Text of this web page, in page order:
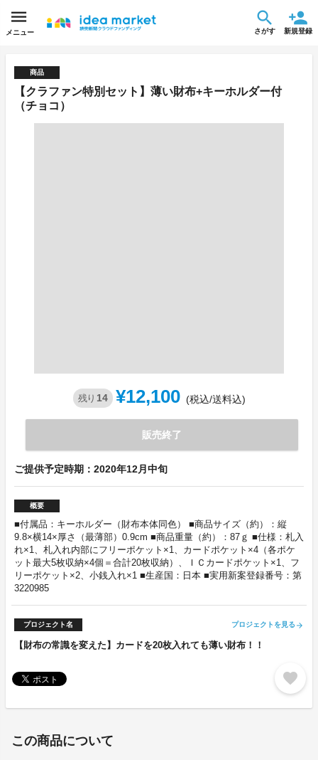
メニュー さがす 新規登録
商品
【クラファン特別セット】薄い財布+キーホルダー付
（チョコ）
残り 14 ¥12,100 (税込/送料込)
販売終了
ご提供予定時期：2020年12月中旬
概要
■付属品：キーホルダー（財布本体同色） ■商品サイズ（約）：縦
9.8×横14×厚さ（最薄部）0.9cm ■商品重量（約）：87ｇ ■仕様：札入
れ×1、札入れ内部にフリーポケット×1、カードポケット×4（各ポケ
ット最大5枚収納×4個＝合計20枚収納）、ＩＣカードポケット×1、フ
リーポケット×2、小銭入れ×1 ■生産国：日本 ■実用新案登録番号：第
3220985
プロジェクト名 プロジェクトを見る arrow_forward
【財布の常識を変えた】カードを20枚入れても薄い財布！！
favorite
この商品について